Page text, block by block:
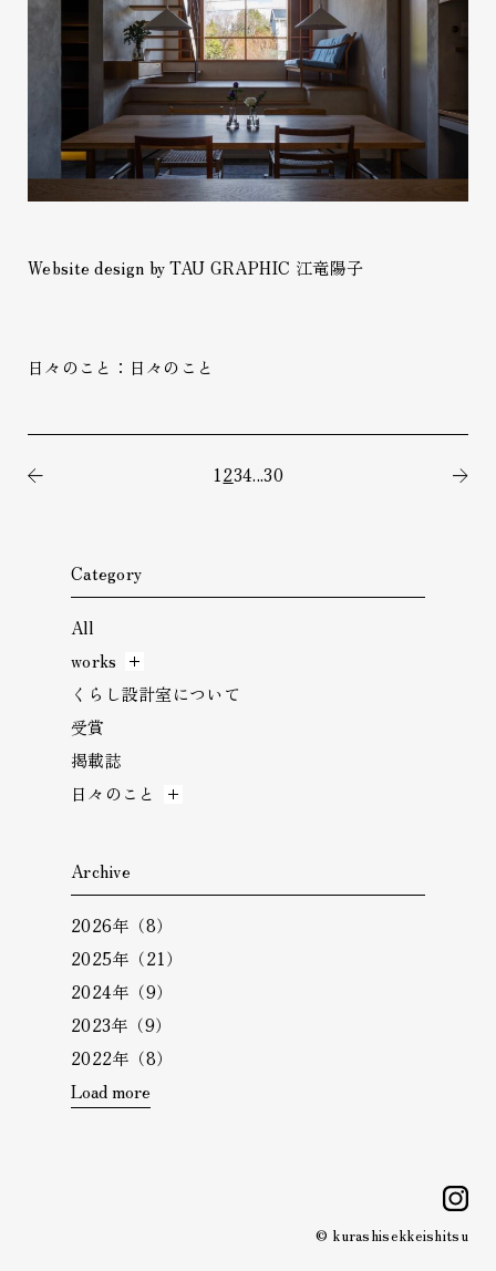
Website design by TAU GRAPHIC 江竜陽子
日々のこと：日々のこと
1234...30
Category
All
works
くらし設計室について
受賞
掲載誌
日々のこと
Archive
2026年（8）
2025年（21）
2024年（9）
2023年（9）
2022年（8）
Load more
© kurashisekkeishitsu